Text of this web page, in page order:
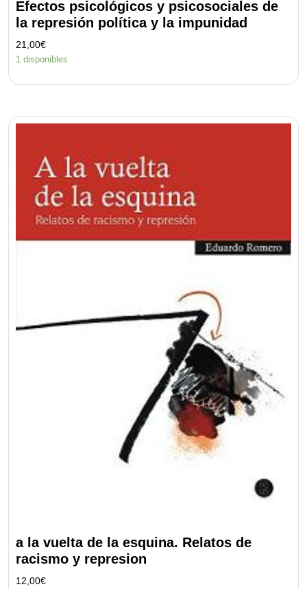
Efectos psicológicos y psicosociales de
la represión polí­tica y la impunidad
21,00€
1 disponibles
a la vuelta de la esquina. Relatos de
racismo y represion
12,00€